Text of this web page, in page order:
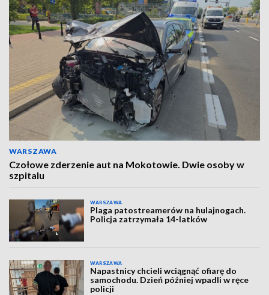
WARSZAWA
Czołowe zderzenie aut na Mokotowie. Dwie osoby w
szpitalu
WARSZAWA
Plaga patostreamerów na hulajnogach.
Policja zatrzymała 14-latków
WARSZAWA
Napastnicy chcieli wciągnąć ofiarę do
samochodu. Dzień później wpadli w ręce
policji